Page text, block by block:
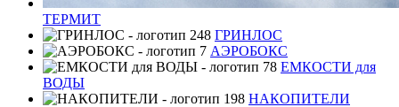
ТЕРМИТ
ГРИНЛОС
АЭРОБОКС
ЕМКОСТИ для
ВОДЫ
НАКОПИТЕЛИ